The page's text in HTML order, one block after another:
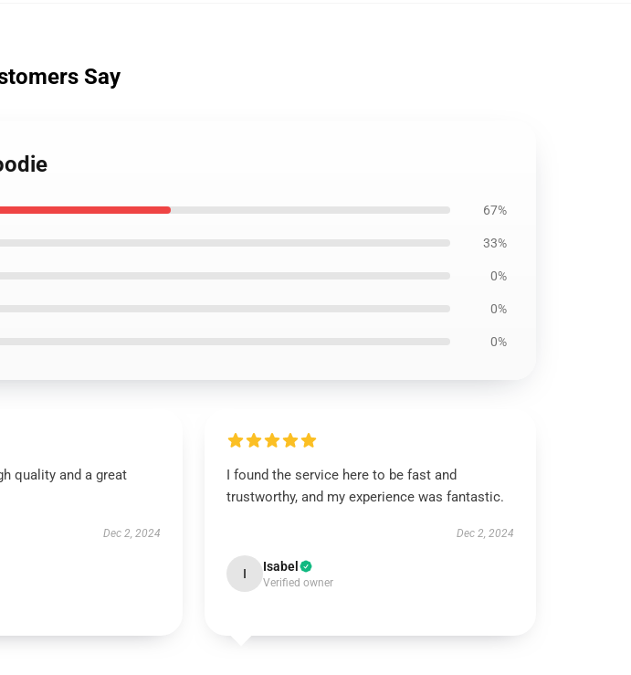
Say
67%
33%
0%
0%
0%
quality and a great
Dec 2, 2024
I found the service here to be fast and
trustworthy, and my experience was fantastic.
Dec 2, 2024
I Isabel
Verified owner